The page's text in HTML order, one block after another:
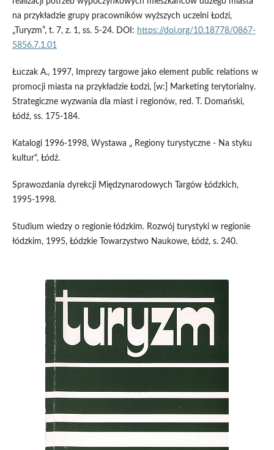
na przykładzie grupy pracowników wyższych uczelni Łodzi,
„Turyzm”, t. 7, z. 1, ss. 5-24. DOI: https://doi.org/10.18778/0867-
5856.7.1.01
Łuczak A., 1997, Imprezy targowe jako element public relations w
promocji miasta na przykładzie Łodzi, [w:] Marketing terytorialny.
Strategiczne wyzwania dla miast i regionów, red. T. Domański,
Łódź, ss. 175-184.
Katalogi 1996-1998, Wystawa „ Regiony turystyczne - Na styku
kultur", Łódź.
Sprawozdania dyrekcji Międzynarodowych Targów Łódzkich,
1995-1998.
Studium wiedzy o regionie łódzkim. Rozwój turystyki w regionie
łódzkim, 1995, Łódzkie Towarzystwo Naukowe, Łódź, s. 240.